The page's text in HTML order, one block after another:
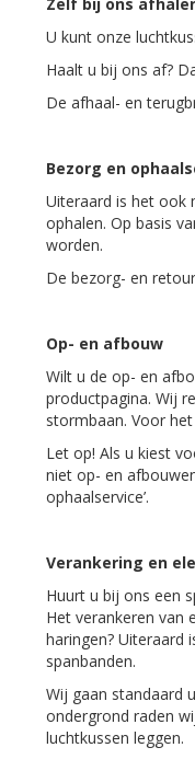
U kunt onze
Haalt u bij ons af?
De afhaal- en
Bezorg en
Uiteraard is het ook
ophalen. Op basis
worden.
De bezorg- en
Op- en afbouw
Wilt u de op- en
productpagina. Wij
stormbaan. Voor
Let op! Als u kiest
niet op- en
ophaalservice’.
Verankering en
Huurt u bij ons een
Het verankeren van
haringen? Uiteraard
spanbanden.
Wij gaan standaard
ondergrond raden
luchtkussen leggen.